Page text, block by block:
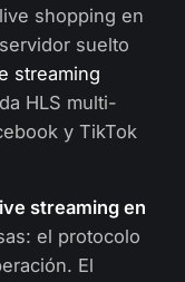
shopping en
suelto
streaming
HLS multi-
y TikTok
streaming en
el protocolo
El